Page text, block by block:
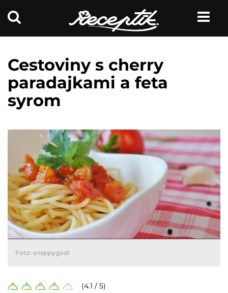
Cestoviny s cherry
paradajkami a feta
syrom
Foto: snappygoat
(4.1 / 5)